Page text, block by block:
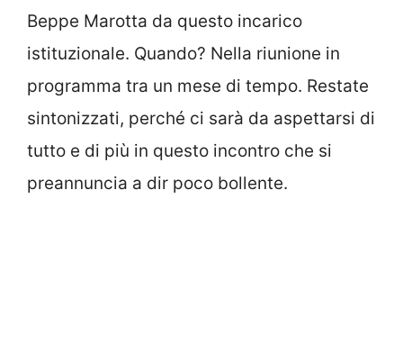
Beppe Marotta da questo incarico
istituzionale. Quando? Nella riunione in
programma tra un mese di tempo. Restate
sintonizzati, perché ci sarà da aspettarsi di
tutto e di più in questo incontro che si
preannuncia a dir poco bollente.